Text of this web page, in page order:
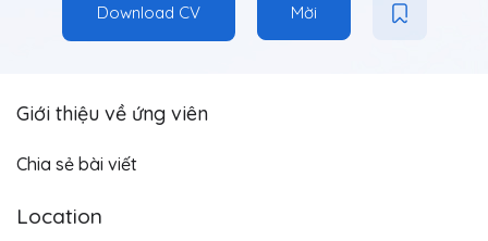
Download CV Mời
Giới thiệu về ứng viên
Chia sẻ bài viết
Location